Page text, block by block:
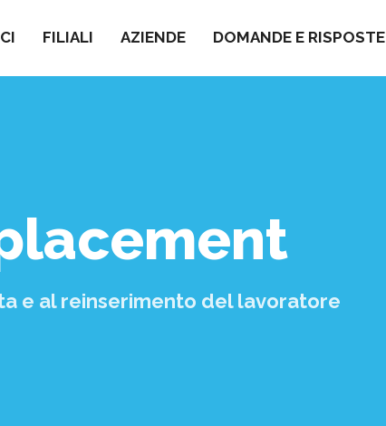
FILIALI AZIENDE DOMANDE E RISPOSTE
e al reinserimento del lavoratore